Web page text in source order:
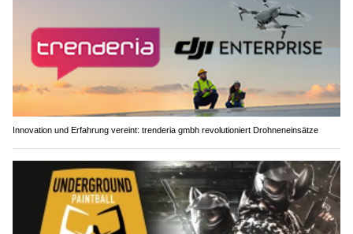
Innovation und Erfahrung vereint: trenderia gmbh revolutioniert Drohneneinsätze